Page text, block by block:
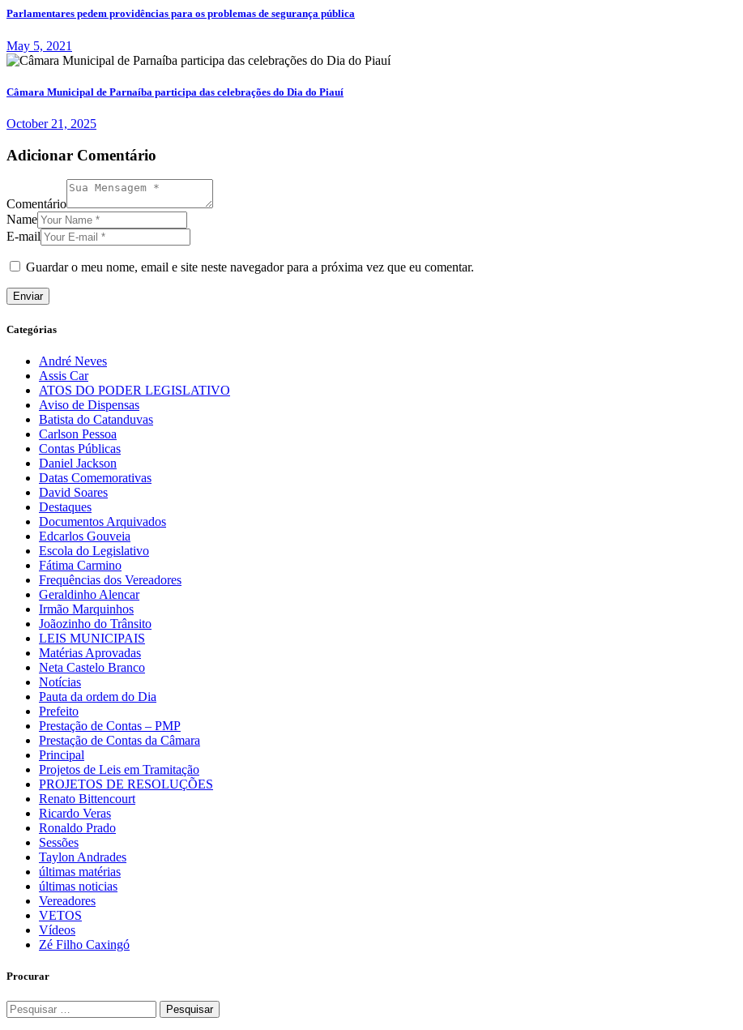
Parlamentares pedem providências para os problemas de segurança pública
May 5, 2021
Câmara Municipal de Parnaíba participa das celebrações do Dia do Piauí
October 21, 2025
Adicionar Comentário
Comentário
Name
E-mail
Guardar o meu nome, email e site neste navegador para a próxima vez que eu comentar.
Categórias
André Neves
Assis Car
ATOS DO PODER LEGISLATIVO
Aviso de Dispensas
Batista do Catanduvas
Carlson Pessoa
Contas Públicas
Daniel Jackson
Datas Comemorativas
David Soares
Destaques
Documentos Arquivados
Edcarlos Gouveia
Escola do Legislativo
Fátima Carmino
Frequências dos Vereadores
Geraldinho Alencar
Irmão Marquinhos
Joãozinho do Trânsito
LEIS MUNICIPAIS
Matérias Aprovadas
Neta Castelo Branco
Notícias
Pauta da ordem do Dia
Prefeito
Prestação de Contas – PMP
Prestação de Contas da Câmara
Principal
Projetos de Leis em Tramitação
PROJETOS DE RESOLUÇÕES
Renato Bittencourt
Ricardo Veras
Ronaldo Prado
Sessões
Taylon Andrades
últimas matérias
últimas noticias
Vereadores
VETOS
Vídeos
Zé Filho Caxingó
Procurar
Pesquisar
por: